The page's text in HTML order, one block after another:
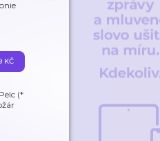
(*
KČ